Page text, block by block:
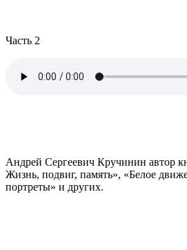
Часть 2
Андрей Сергеевич Кручинин автор
Жизнь, подвиг, память», «Белое
портреты» и других.